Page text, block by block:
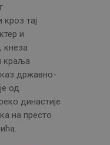
тај
и
кнеза
краља
државно-
од
династије
на престо